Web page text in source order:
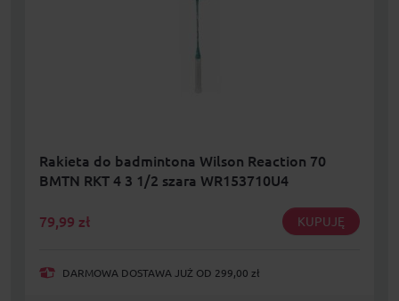
Rakieta do badmintona Wilson Reaction 70
BMTN RKT 4 3 1/2 szara WR153710U4
79,99 zł KUPUJĘ
DARMOWA DOSTAWA JUŻ OD 299,00 zł